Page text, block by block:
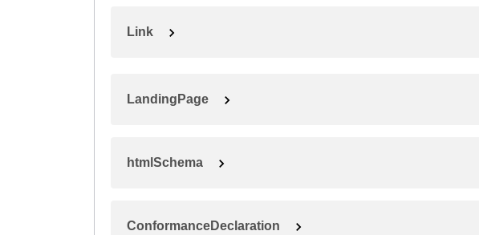
Link
LandingPage
htmlSchema
ConformanceDeclaration